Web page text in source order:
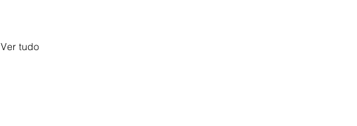
Ver tudo